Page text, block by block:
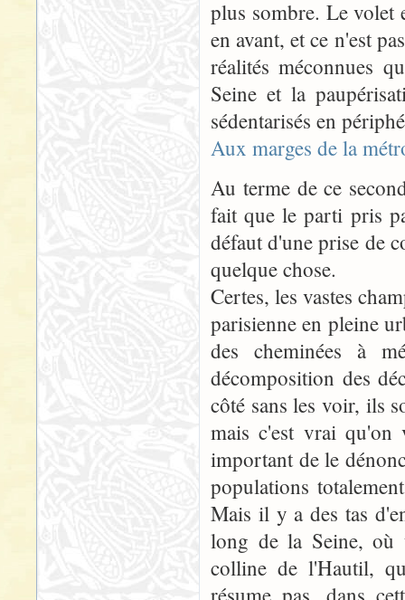
plus sombre. Le volet
en avant, et ce n'est
réalités méconnues
Seine et la
sédentarisés en
Aux marges de la
Au terme de ce
fait que le parti pris
défaut d'une prise de
quelque chose.
Certes, les vastes
parisienne en pleine
des cheminées à
décomposition des
côté sans les voir, ils
mais c'est vrai
important de le
populations
Mais il y a des tas
long de la Seine, où
colline de l'Hautil,
résume pas, dans